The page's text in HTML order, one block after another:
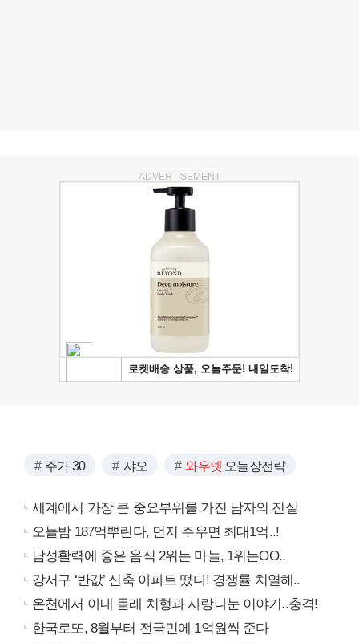
ADVERTISEMENT
주가 30 샤오 와우넷 오늘장전략
세계에서 가장 큰 중요부위를 가진 남자의 진실
오늘밤 187억뿌린다, 먼저 주우면 최대1억..!
남성활력에 좋은 음식 2위는 마늘, 1위는OO..
강서구 ‘반값’ 신축 아파트 떴다! 경쟁률 치열해..
온천에서 아내 몰래 처형과 사랑나눈 이야기..충격!
한국로또, 8월부터 전국민에 1억원씩 준다